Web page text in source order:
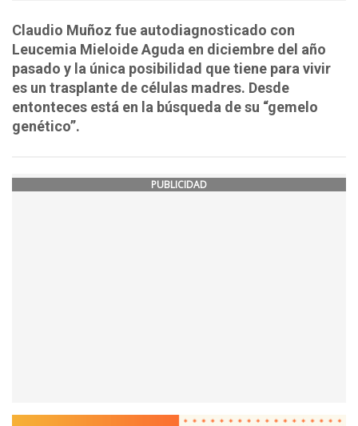
Claudio Muñoz fue autodiagnosticado con
Leucemia Mieloide Aguda en diciembre del año
pasado y la única posibilidad que tiene para vivir
es un trasplante de células madres. Desde
entonteces está en la búsqueda de su “gemelo
genético”.
PUBLICIDAD